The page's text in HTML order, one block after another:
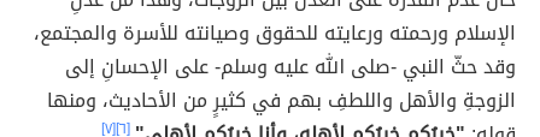
الإسلام ورحمته ورعايته للحقوق وصيانته للأسرة والمجتمع،
وقد حثّ النبي -صلى الله عليه وسلم- على الإحسانِ إلى
الزوجةِ والأهل واللطفِ بهم في كثيرٍ من الأحاديث، ومنها
[٦] [٧]